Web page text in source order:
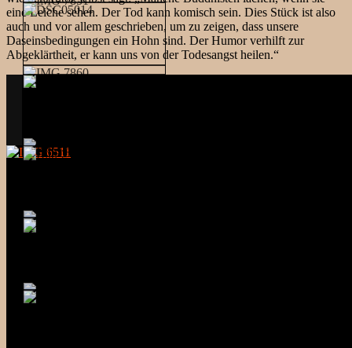
eine Leiche sehen. Der Tod kann komisch sein. Dies Stück ist also
auch und vor allem geschrieben, um zu zeigen, dass unsere
Daseinsbedingungen ein Hohn sind. Der Humor verhilft zur
Abgeklärtheit, er kann uns von der Todesangst heilen.“